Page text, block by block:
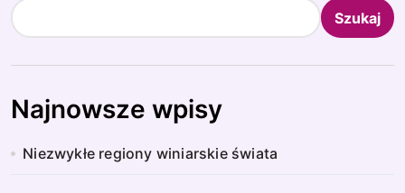
Szukaj
Najnowsze wpisy
Niezwykłe regiony winiarskie świata